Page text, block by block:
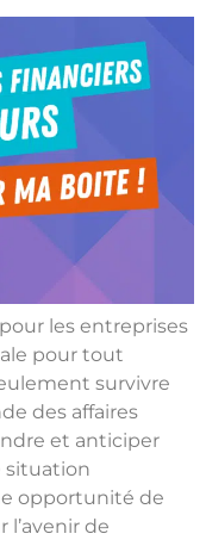
les entreprises
pour tout
survivre
des affaires
et anticiper
situation
opportunité de
de